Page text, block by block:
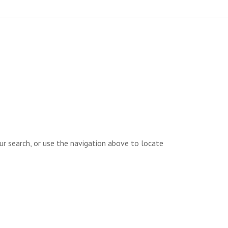
search, or use the navigation above to locate